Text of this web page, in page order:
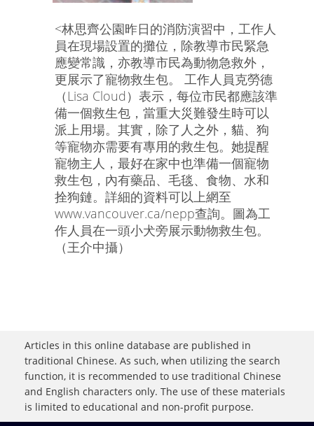
<林思齊公園昨日的消防演習中，工作人
員在現場設置的攤位，除教導市民緊急
應變常識，亦教導市民為動物急救外，
更展示了寵物救生包。 工作人員克勞德
（Lisa Cloud）表示，每位市民都應該準
備一個救生包，當重大災難發生時可以
派上用場。其實，除了人之外，貓、狗
等寵物亦需要有專用的救生包。她提醒
寵物主人，最好在家中也準備一個寵物
救生包，內有藥品、毛毯、食物、水和
拴狗鏈。詳細的資料可以上網至
www.vancouver.ca/nepp查詢。圖為工
作人員在一頭小犬旁展示動物救生包。
（王介中攝）
Articles in this online database are published in
traditional Chinese. As such, when utilizing the search
function, it is recommended to use traditional Chinese
and English characters only. The use of these materials
is limited to educational and non-profit purpose.